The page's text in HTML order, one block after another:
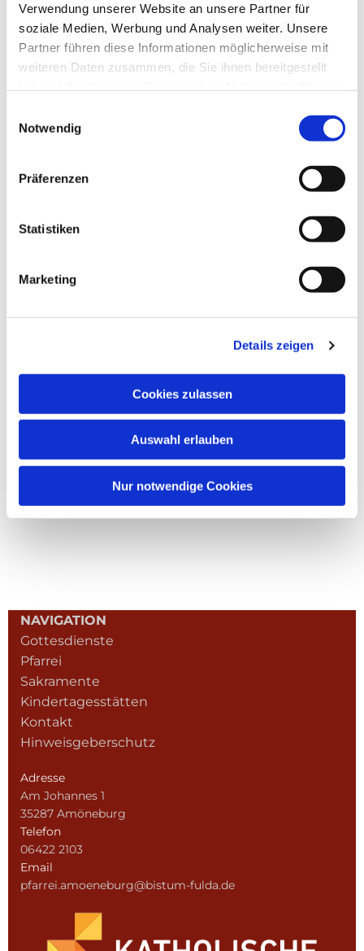
Verwendung unserer Website an unsere Partner für
soziale Medien, Werbung und Analysen weiter. Unsere
Partner führen diese Informationen möglicherweise mit
weiteren Daten zusammen, die Sie ihnen bereitgestellt
Notwendig
Präferenzen
Statistiken
Marketing
Details zeigen
Cookies zulassen
Auswahl erlauben
Nur notwendige Cookies
Dies könnte Sie auch
NAVIGATION
Gottesdienste
Pfarrei
Sakramente
Kindertagesstätten
Kontakt
Hinweisgeberschutz
Adresse
Am Johannes 1
35287 Amöneburg
Telefon
06422 2103
Email
pfarrei.amoeneburg@bistum-fulda.de